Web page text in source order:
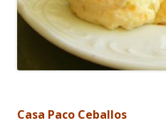
Casa Paco Ceballos